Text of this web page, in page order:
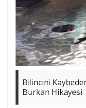
Bilincini
Burkan Hikayesi